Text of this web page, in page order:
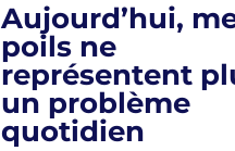
Aujourd’hui,
poils ne
représentent
un problème
quotidien